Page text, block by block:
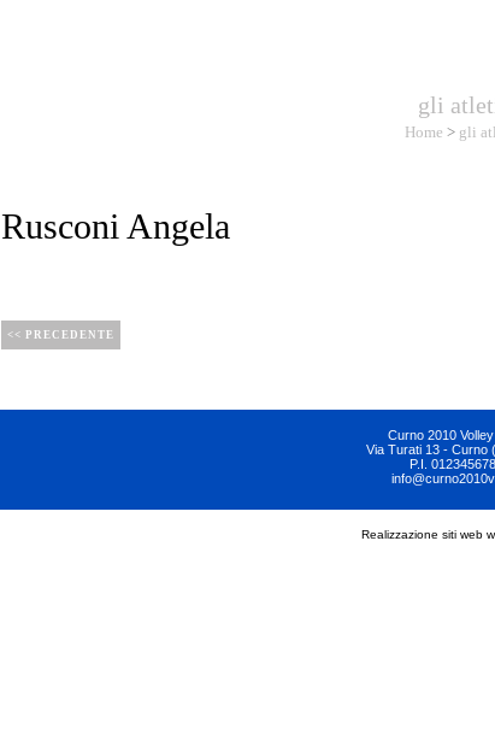
gli
Home > gli
Rusconi Angela
<< PRECEDENTE
Curno 2010 Volley
Via Turati 13 - Curno
P.I.
Realizzazione siti web